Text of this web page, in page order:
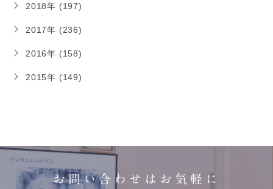
2018年 (197)
2017年 (236)
2016年 (158)
2015年 (149)
お問い合わせはお気軽に